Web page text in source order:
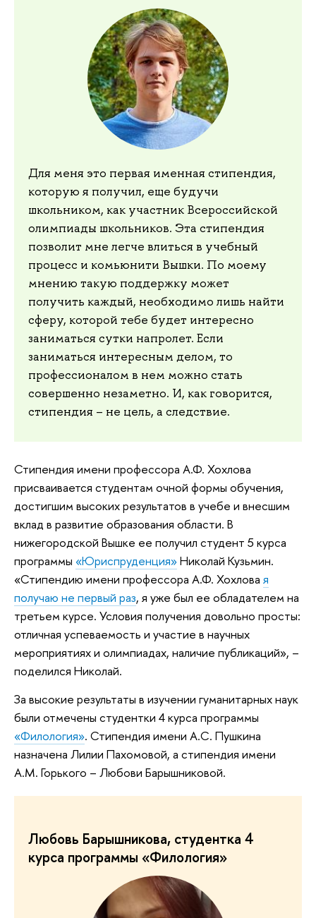
Для меня это первая именная стипендия,
которую я получил, еще будучи
школьником, как участник Всероссийской
олимпиады школьников. Эта стипендия
позволит мне легче влиться в учебный
процесс и комьюнити Вышки. По моему
мнению такую поддержку может
получить каждый, необходимо лишь найти
сферу, которой тебе будет интересно
заниматься сутки напролет. Если
заниматься интересным делом, то
профессионалом в нем можно стать
совершенно незаметно. И, как говорится,
стипендия – не цель, а следствие.
Стипендия имени профессора А.Ф. Хохлова
присваивается студентам очной формы обучения,
достигшим высоких результатов в учебе и внесшим
вклад в развитие образования области. В
нижегородской Вышке ее получил студент 5 курса
программы «Юриспруденция»Николай Кузьмин.
«Стипендию имени профессора А.Ф. Хохлова я
получаю не первый раз, я уже был ее обладателем на
третьем курсе. Условия получения довольно просты:
отличная успеваемость и участие в научных
мероприятиях и олимпиадах, наличие публикаций», –
поделился Николай.
За высокие результаты в изучении гуманитарных наук
были отмечены студентки 4 курса программы
«Филология». Стипендия имени А.C. Пушкина
назначена Лилии Пахомовой, а стипендия имени
А.М. Горького – Любови Барышниковой.
Любовь Барышникова, студентка 4
курса программы «Филология»